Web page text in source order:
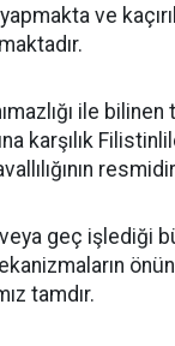
ve
ile bilinen
karşılık
geç işlediği
tamdır.